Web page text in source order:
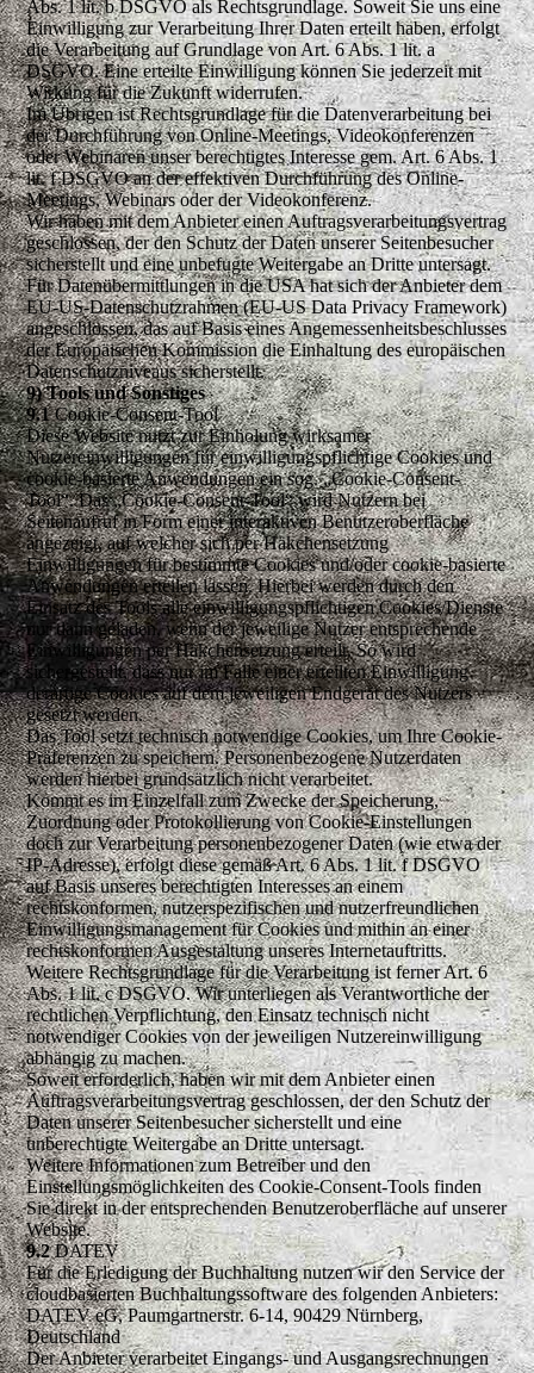
Abs. 1 lit. b DSGVO als Rechtsgrundlage. Soweit Sie uns eine
Einwilligung zur Verarbeitung Ihrer Daten erteilt haben, erfolgt
die Verarbeitung auf Grundlage von Art. 6 Abs. 1 lit. a
DSGVO. Eine erteilte Einwilligung können Sie jederzeit mit
Wirkung für die Zukunft widerrufen.
Im Übrigen ist Rechtsgrundlage für die Datenverarbeitung bei
der Durchführung von Online-Meetings, Videokonferenzen
oder Webinaren unser berechtigtes Interesse gem. Art. 6 Abs. 1
lit. f DSGVO an der effektiven Durchführung des Online-
Meetings, Webinars oder der Videokonferenz.
Wir haben mit dem Anbieter einen Auftragsverarbeitungsvertrag
geschlossen, der den Schutz der Daten unserer Seitenbesucher
sicherstellt und eine unbefugte Weitergabe an Dritte untersagt.
Für Datenübermittlungen in die USA hat sich der Anbieter dem
EU-US-Datenschutzrahmen (EU-US Data Privacy Framework)
angeschlossen, das auf Basis eines Angemessenheitsbeschlusses
der Europäischen Kommission die Einhaltung des europäischen
Datenschutzniveaus sicherstellt.
9) Tools und Sonstiges
9.1Cookie-Consent-Tool
Diese Website nutzt zur Einholung wirksamer
Nutzereinwilligungen für einwilligungspflichtige Cookies und
cookie-basierte Anwendungen ein sog. „Cookie-Consent-
Tool“. Das „Cookie-Consent-Tool“ wird Nutzern bei
Seitenaufruf in Form einer interaktiven Benutzeroberfläche
angezeigt, auf welcher sich per Häkchensetzung
Einwilligungen für bestimmte Cookies und/oder cookie-basierte
Anwendungen erteilen lassen. Hierbei werden durch den
Einsatz des Tools alle einwilligungspflichtigen Cookies/Dienste
nur dann geladen, wenn der jeweilige Nutzer entsprechende
Einwilligungen per Häkchensetzung erteilt. So wird
sichergestellt, dass nur im Falle einer erteilten Einwilligung
derartige Cookies auf dem jeweiligen Endgerät des Nutzers
gesetzt werden.
Das Tool setzt technisch notwendige Cookies, um Ihre Cookie-
Präferenzen zu speichern. Personenbezogene Nutzerdaten
werden hierbei grundsätzlich nicht verarbeitet.
Kommt es im Einzelfall zum Zwecke der Speicherung,
Zuordnung oder Protokollierung von Cookie-Einstellungen
doch zur Verarbeitung personenbezogener Daten (wie etwa der
IP-Adresse), erfolgt diese gemäß Art. 6 Abs. 1 lit. f DSGVO
auf Basis unseres berechtigten Interesses an einem
rechtskonformen, nutzerspezifischen und nutzerfreundlichen
Einwilligungsmanagement für Cookies und mithin an einer
rechtskonformen Ausgestaltung unseres Internetauftritts.
Weitere Rechtsgrundlage für die Verarbeitung ist ferner Art. 6
Abs. 1 lit. c DSGVO. Wir unterliegen als Verantwortliche der
rechtlichen Verpflichtung, den Einsatz technisch nicht
notwendiger Cookies von der jeweiligen Nutzereinwilligung
abhängig zu machen.
Soweit erforderlich, haben wir mit dem Anbieter einen
Auftragsverarbeitungsvertrag geschlossen, der den Schutz der
Daten unserer Seitenbesucher sicherstellt und eine
unberechtigte Weitergabe an Dritte untersagt.
Weitere Informationen zum Betreiber und den
Einstellungsmöglichkeiten des Cookie-Consent-Tools finden
Sie direkt in der entsprechenden Benutzeroberfläche auf unserer
Website.
9.2DATEV
Für die Erledigung der Buchhaltung nutzen wir den Service der
cloudbasierten Buchhaltungssoftware des folgenden Anbieters:
DATEV eG, Paumgartnerstr. 6-14, 90429 Nürnberg,
Deutschland
Der Anbieter verarbeitet Eingangs- und Ausgangsrechnungen